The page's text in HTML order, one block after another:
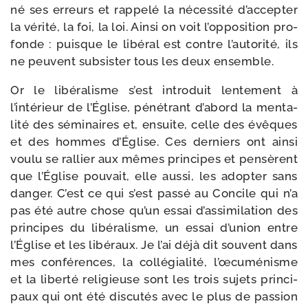
né ses erreurs et rap­pe­lé la néces­si­té d’accepter
la véri­té, la foi, la loi. Ainsi on voit l’opposition pro­
fonde : puisque le libé­ral est contre l’autorité, ils
ne peuvent sub­sis­ter tous les deux ensemble.
Or le libé­ra­lisme s’est intro­duit len­te­ment à
l’intérieur de l’Église, péné­trant d’abord la men­ta­
li­té des sémi­naires et, ensuite, celle des évêques
et des hommes d’Église. Ces der­niers ont ain­si
vou­lu se ral­lier aux mêmes prin­cipes et pen­sèrent
que l’Église pou­vait, elle aus­si, les adop­ter sans
dan­ger. C’est ce qui s’est pas­sé au Concile qui n’a
pas été autre chose qu’un essai d’assimilation des
prin­cipes du libé­ra­lisme, un essai d’union entre
l’Église et les libé­raux. Je l’ai déjà dit sou­vent dans
mes confé­rences, la col­lé­gia­li­té, l’œcuménisme
et la liber­té reli­gieuse sont les trois sujets prin­ci­
paux qui ont été dis­cu­tés avec le plus de pas­sion